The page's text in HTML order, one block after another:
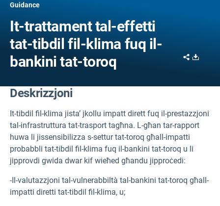
Guidance
It-trattament tal-effetti
tat-tibdil fil-klima fuq il-
bankini tat-toroq
Share
Deskrizzjoni
It-tibdil fil-klima jista’ jkollu impatt dirett fuq il-prestazzjoni
tal-infrastruttura tat-trasport tagħna. L-għan tar-rapport
huwa li jissensibilizza s-settur tat-toroq għall-impatti
probabbli tat-tibdil fil-klima fuq il-bankini tat-toroq u li
jipprovdi gwida dwar kif wieħed għandu jipproċedi:
-Il-valutazzjoni tal-vulnerabbiltà tal-bankini tat-toroq għall-
impatti diretti tat-tibdil fil-klima, u;